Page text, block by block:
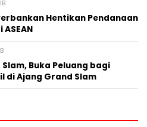
Hentikan Pendanaan
Slam, Buka Peluang bagi
di Ajang Grand Slam